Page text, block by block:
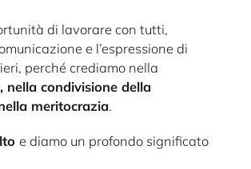
di lavorare con tutti,
e l’espressione di
perché crediamo nella
nella condivisione della
meritocrazia.
e diamo un profondo significato